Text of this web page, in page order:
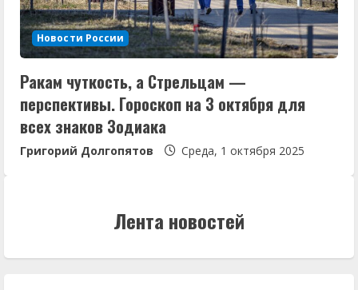
Новости России
Ракам чуткость, а Стрельцам —
перспективы. Гороскоп на 3 октября для
всех знаков Зодиака
Григорий Долгопятов Среда, 1 октября 2025
Лента новостей